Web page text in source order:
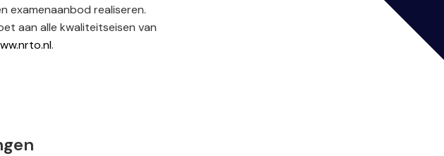
examenaanbod realiseren.
aan alle kwaliteitseisen van
.